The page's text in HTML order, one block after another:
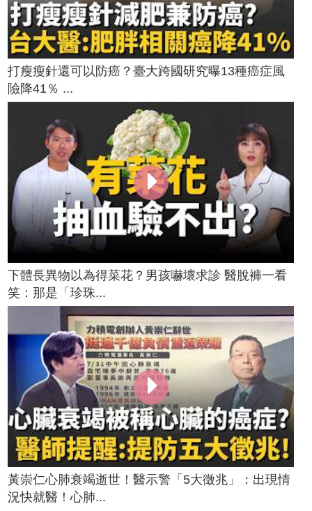
打瘦瘦針還可以防癌？臺大跨國研究曝13種癌症風
險降41％ ...
下體長異物以為得菜花？男孩嚇壞求診 醫脫褲一看
笑：那是「珍珠...
黃崇仁心肺衰竭逝世！醫示警「5大徵兆」：出現情
況快就醫！心肺...